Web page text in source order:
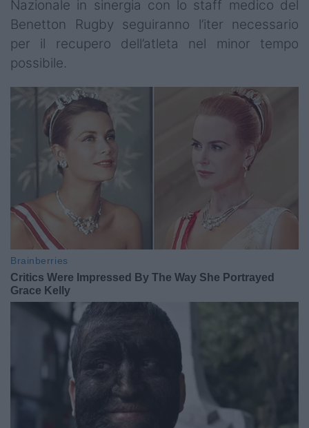
Nazionale in sinergia con lo staff medico del
Benetton Rugby seguiranno l’iter necessario
per il recupero dell’atleta nel minor tempo
possibile.